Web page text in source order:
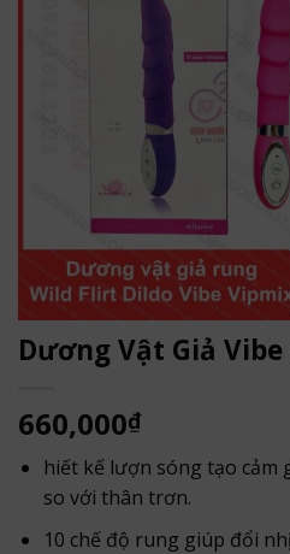
Dương Vật Giả Vibe
660,000₫
hiết kế lượn sóng tạo cảm
so với thân trơn.
10 chế độ rung giúp đổi